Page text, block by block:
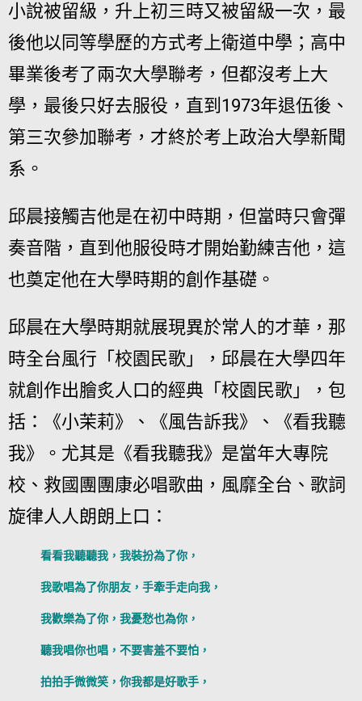
小說被留級，升上初三時又被留級一次，最
後他以同等學歷的方式考上衛道中學；高中
畢業後考了兩次大學聯考，但都沒考上大
學，最後只好去服役，直到1973年退伍後、
第三次參加聯考，才終於考上政治大學新聞
系。
邱晨接觸吉他是在初中時期，但當時只會彈
奏音階，直到他服役時才開始勤練吉他，這
也奠定他在大學時期的創作基礎。
邱晨在大學時期就展現異於常人的才華，那
時全台風行「校園民歌」，邱晨在大學四年
就創作出膾炙人口的經典「校園民歌」，包
括：《小茉莉》、《風告訴我》、《看我聽
我》。尤其是《看我聽我》是當年大專院
校、救國團團康必唱歌曲，風靡全台、歌詞
旋律人人朗朗上口：
看看我聽聽我，我裝扮為了你，
我歌唱為了你朋友，手牽手走向我，
我歡樂為了你，我憂愁也為你，
聽我唱你也唱，不要害羞不要怕，
拍拍手微微笑，你我都是好歌手，